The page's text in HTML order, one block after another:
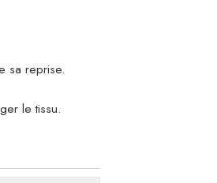
sa reprise.
le tissu.